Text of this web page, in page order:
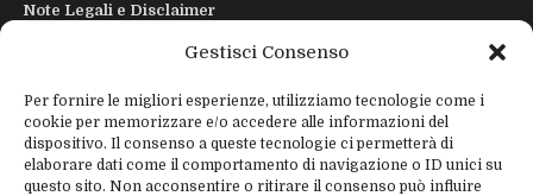
Gestisci Consenso
Per fornire le migliori esperienze, utilizziamo tecnologie come i
cookie per memorizzare e/o accedere alle informazioni del
dispositivo. Il consenso a queste tecnologie ci permetterà di
elaborare dati come il comportamento di navigazione o ID unici su
questo sito. Non acconsentire o ritirare il consenso può influire
Note Legali e Disclaimer